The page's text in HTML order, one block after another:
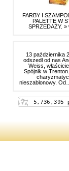
FARBY I
PALETTE W
SPRZEDAŻY. »
13 października
odszedł od nas
Weiss,
Spójnik w
nieszablonowy.